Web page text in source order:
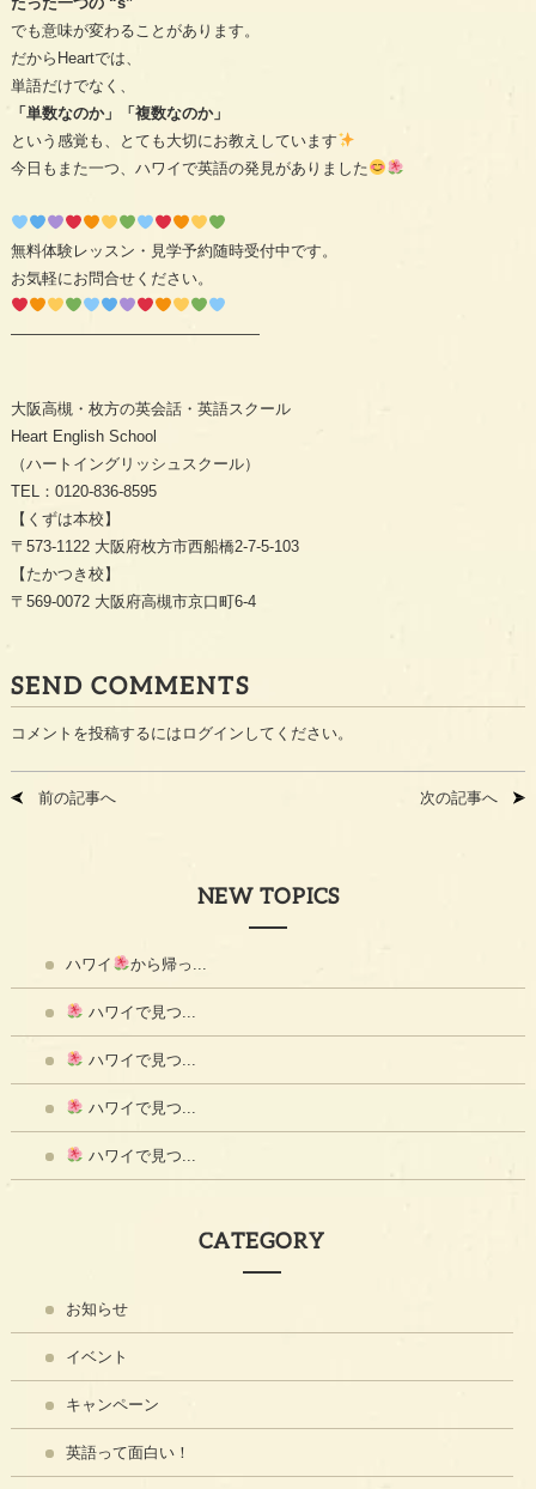
でも意味が変わることがあります。
だからHeartでは、
単語だけでなく、
「単数なのか」「複数なのか」
という感覚も、とても大切にお教えしています
今日もまた一つ、ハワイで英語の発見がありました
無料体験レッスン・見学予約随時受付中です。
お気軽にお問合せください。
————————————————
大阪高槻・枚方の英会話・英語スクール
Heart English School
（ハートイングリッシュスクール）
TEL：0120-836-8595
【くずは本校】
〒573-1122 大阪府枚方市西船橋2-7-5-103
【たかつき校】
〒569-0072 大阪府高槻市京口町6-4
SEND COMMENTS
コメントを投稿するには ログイン してください。
前の記事へ 次の記事へ
NEW TOPICS
ハワイ から帰っ...
ハワイで見つ...
ハワイで見つ...
ハワイで見つ...
ハワイで見つ...
CATEGORY
お知らせ
イベント
キャンペーン
英語って面白い！